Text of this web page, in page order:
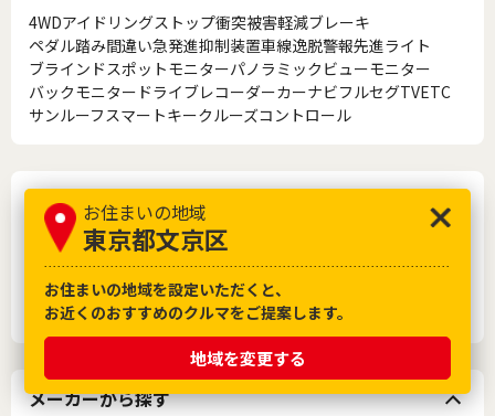
お住まいの地域
東京都文京区
お住まいの地域を設定いただくと、
お近くのおすすめのクルマをご提案します。
地域を変更する
4WDアイドリングストップ衝突被害軽減ブレーキ
ペダル踏み間違い急発進抑制装置車線逸脱警報先進ライト
ブラインドスポットモニターパノラミックビューモニター
バックモニター ドライブレコーダーカーナビフルセグTVETC
サンルーフスマートキークルーズコントロール
トヨタの車名から探す
８６Ｃ－ＨＲアクアアルファード
ヴォクシーエスクァイアエスティマカローラ
カローラフィールダークラウンクラウンアスリート
ノアハイエースハリアープリウスライズヤリス
メーカーから探す